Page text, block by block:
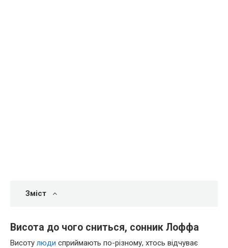
Зміст
Висота до чого сниться, сонник Лоффа
Висоту люди сприймають по-різному, хтось відчуває